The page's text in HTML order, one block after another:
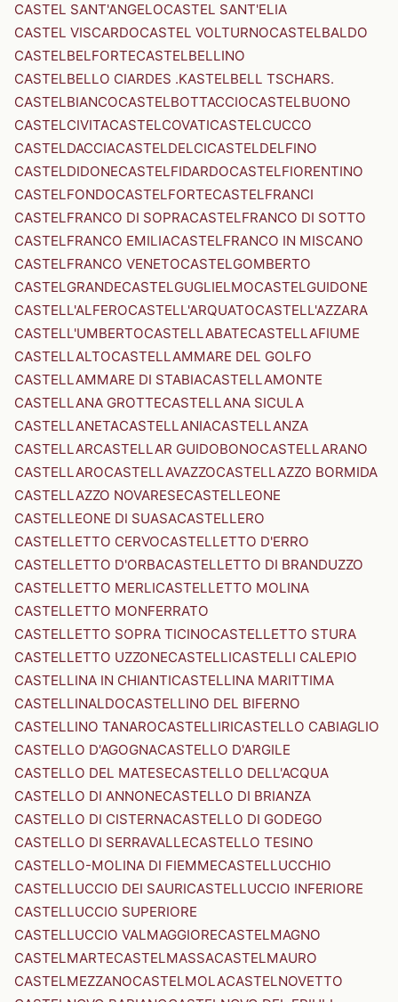
CASTEL SANT'ANGELOCASTEL SANT'ELIA
CASTEL VISCARDOCASTEL VOLTURNOCASTELBALDO
CASTELBELFORTECASTELBELLINO
CASTELBELLO CIARDES .KASTELBELL TSCHARS.
CASTELBIANCOCASTELBOTTACCIOCASTELBUONO
CASTELCIVITACASTELCOVATICASTELCUCCO
CASTELDACCIACASTELDELCICASTELDELFINO
CASTELDIDONECASTELFIDARDOCASTELFIORENTINO
CASTELFONDOCASTELFORTECASTELFRANCI
CASTELFRANCO DI SOPRACASTELFRANCO DI SOTTO
CASTELFRANCO EMILIACASTELFRANCO IN MISCANO
CASTELFRANCO VENETOCASTELGOMBERTO
CASTELGRANDECASTELGUGLIELMOCASTELGUIDONE
CASTELL'ALFEROCASTELL'ARQUATOCASTELL'AZZARA
CASTELL'UMBERTOCASTELLABATECASTELLAFIUME
CASTELLALTOCASTELLAMMARE DEL GOLFO
CASTELLAMMARE DI STABIACASTELLAMONTE
CASTELLANA GROTTECASTELLANA SICULA
CASTELLANETACASTELLANIACASTELLANZA
CASTELLARCASTELLAR GUIDOBONOCASTELLARANO
CASTELLAROCASTELLAVAZZOCASTELLAZZO BORMIDA
CASTELLAZZO NOVARESECASTELLEONE
CASTELLEONE DI SUASACASTELLERO
CASTELLETTO CERVOCASTELLETTO D'ERRO
CASTELLETTO D'ORBACASTELLETTO DI BRANDUZZO
CASTELLETTO MERLICASTELLETTO MOLINA
CASTELLETTO MONFERRATO
CASTELLETTO SOPRA TICINOCASTELLETTO STURA
CASTELLETTO UZZONECASTELLICASTELLI CALEPIO
CASTELLINA IN CHIANTICASTELLINA MARITTIMA
CASTELLINALDOCASTELLINO DEL BIFERNO
CASTELLINO TANAROCASTELLIRICASTELLO CABIAGLIO
CASTELLO D'AGOGNACASTELLO D'ARGILE
CASTELLO DEL MATESECASTELLO DELL'ACQUA
CASTELLO DI ANNONECASTELLO DI BRIANZA
CASTELLO DI CISTERNACASTELLO DI GODEGO
CASTELLO DI SERRAVALLECASTELLO TESINO
CASTELLO-MOLINA DI FIEMMECASTELLUCCHIO
CASTELLUCCIO DEI SAURICASTELLUCCIO INFERIORE
CASTELLUCCIO SUPERIORE
CASTELLUCCIO VALMAGGIORECASTELMAGNO
CASTELMARTECASTELMASSACASTELMAURO
CASTELMEZZANOCASTELMOLACASTELNOVETTO